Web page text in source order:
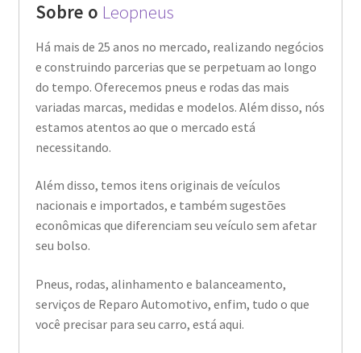
Sobre o Leopneus
Há mais de 25 anos no mercado, realizando negócios
e construindo parcerias que se perpetuam ao longo
do tempo. Oferecemos pneus e rodas das mais
variadas marcas, medidas e modelos. Além disso, nós
estamos atentos ao que o mercado está
necessitando.
Além disso, temos itens originais de veículos
nacionais e importados, e também sugestões
econômicas que diferenciam seu veículo sem afetar
seu bolso.
Pneus, rodas, alinhamento e balanceamento,
serviços de Reparo Automotivo, enfim, tudo o que
você precisar para seu carro, está aqui.